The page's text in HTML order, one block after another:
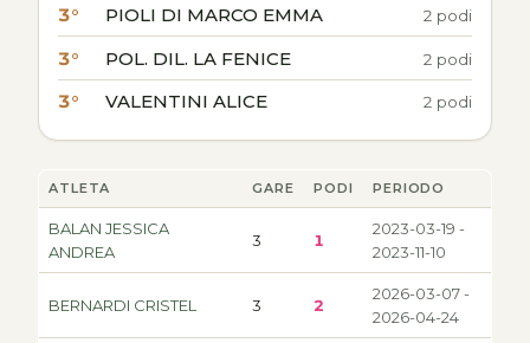
3° PIOLI DI MARCO EMMA 2 podi
3° POL. DIL. LA FENICE 2 podi
3° VALENTINI ALICE 2 podi
ATLETA GARE PODI PERIODO
BALAN JESSICA
ANDREA
3 1
2023-03-19 -
2023-11-10
BERNARDI CRISTEL 3 2
2026-03-07 -
2026-04-24